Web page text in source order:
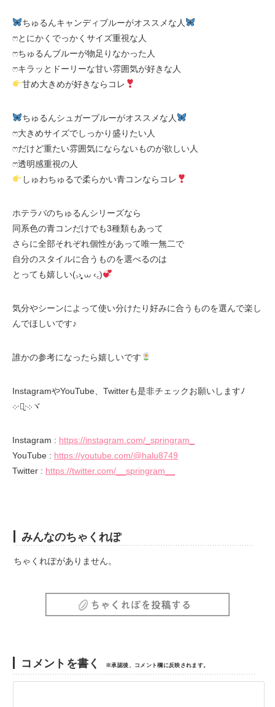
ちゅるんキャンディブルーがオススメな人
ෆとにかくでっかくサイズ重視な人
ෆちゅるんブルーが物足りなかった人
ෆキラッとドーリーな甘い雰囲気が好きな人
甘め大きめが好きならコレ
ちゅるんシュガーブルーがオススメな人
ෆ大きめサイズでしっかり盛りたい人
ෆだけど重たい雰囲気にならないものが欲しい人
ෆ透明感重視の人
しゅわちゅるで柔らかい青コンならコレ
ホテラバのちゅるんシリーズなら
同系色の青コンだけでも3種類もあって
さらに全部それぞれ個性があって唯一無二で
自分のスタイルに合うものを選べるのは
とっても嬉しい(꜆›̥̥̥ ⩊ ‹꜀)
気分やシーンによって使い分けたり好みに合うものを選んで楽し
んでほしいです♪
誰かの参考になったら嬉しいです
InstagramやYouTube、Twitterも是非チェックお願いしますﾉ
܀ᐧ༚̮ᐧ܀ヾ
Instagram : https://instagram.com/_springram_
YouTube : https://youtube.com/@halu8749
Twitter : https://twitter.com/__springram__
みんなのちゃくれぽ
ちゃくれぽがありません。
コメントを書く ※承認後、コメント欄に反映されます。